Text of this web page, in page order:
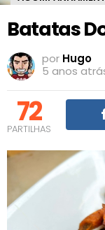
Batatas
por Hugo
5 anos
72
PARTILHAS